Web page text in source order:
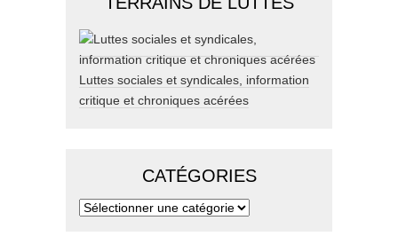
Luttes sociales et syndicales, information
critique et chroniques acérées
CATÉGORIES